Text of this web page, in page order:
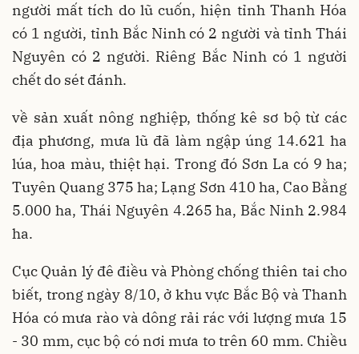
người mất tích do lũ cuốn, hiện tỉnh Thanh Hóa
có 1 người, tỉnh Bắc Ninh có 2 người và tỉnh Thái
Nguyên có 2 người. Riêng Bắc Ninh có 1 người
chết do sét đánh.
về sản xuất nông nghiệp, thống kê sơ bộ từ các
địa phương, mưa lũ đã làm ngập úng 14.621 ha
lúa, hoa màu, thiệt hại. Trong đó Sơn La có 9 ha;
Tuyên Quang 375 ha; Lạng Sơn 410 ha, Cao Bằng
5.000 ha, Thái Nguyên 4.265 ha, Bắc Ninh 2.984
ha.
Cục Quản lý đê điều và Phòng chống thiên tai cho
biết, trong ngày 8/10, ở khu vực Bắc Bộ và Thanh
Hóa có mưa rào và dông rải rác với lượng mưa 15
- 30 mm, cục bộ có nơi mưa to trên 60 mm. Chiều